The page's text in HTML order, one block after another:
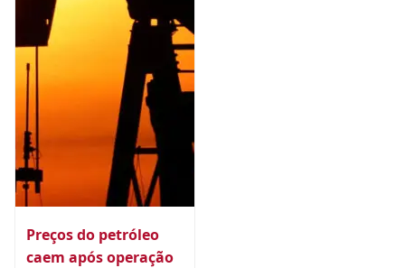
Preços do petróleo
caem após operação